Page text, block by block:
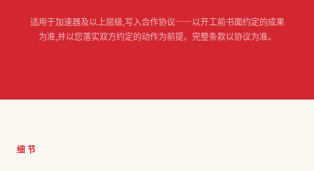
适用于加速器及以上层级,写入合作协议——以开工前书面约定的成果
为准,并以您落实双方约定的动作为前提。完整条款以协议为准。
细节